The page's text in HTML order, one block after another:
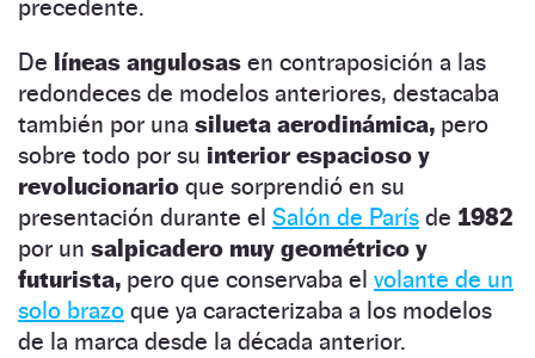
precedente.
De líneas angulosas en contraposición a las
redondeces de modelos anteriores, destacaba
también por una silueta aerodinámica, pero
sobre todo por su interior espacioso y
revolucionario que sorprendió en su
presentación durante el Salón de París de 1982
por un salpicadero muy geométrico y
futurista, pero que conservaba el volante de un
solo brazo que ya caracterizaba a los modelos
de la marca desde la década anterior.